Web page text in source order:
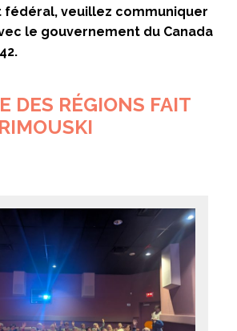
fédéral, veuillez communiquer
le gouvernement du Canada
DES RÉGIONS FAIT